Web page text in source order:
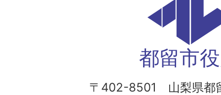
都留市
〒402-8501 山梨県都